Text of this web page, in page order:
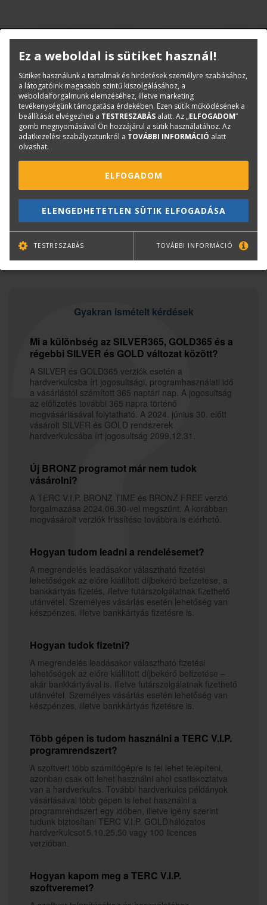
Ingyenes egynapos oktatás
az alapok gyors elsajátításához!
Új program vásárlását követően az egynapos alaptanfolyamon
való részvételt egy fő részére ingyenesen biztosítjuk. A kétnapos
SILVER365 vagy a négynapos GOLD365 szintű tanfolyam árából
kedvezményt adunk. A programrendszer használatának gyors
elsajátításához számos további segítséget is kínálunk
ügyfeleinknek (felhasználói kézikönyv, bemutatóvideók,
személyes konzultáció, telefonos ügyfélszolgálat, távoli asztalos
elérés, ingyenes nyíltnapok, stb.).
Tovább az oktatás részleteire
Gyakran ismételt kérdések
Mi a különbség az SILVER365, GOLD365 és a
régebbi SILVER és GOLD változat között?
A SILVER és GOLD365 verziók esetén a
hardverkulcsba írt jogosultsági, programhasználati idő
a vásárlástól számított 365 naptári nap. A jogosultság
az előfizetés további 365 napra történő
megvásárlásával folytatható. A 2024. június 30. előtt
vásárolt SILVER és GOLD rendszerek
hardverkulcsába írt jogosultság 2099.12.31.
Új BRONZ programot már nem tudok
vásárolni?
A TERC V.I.P. BRONZ TIME és BRONZ FREE verzió
forgalmazása 2024.06.30-vel megszűnt. A korábban
megvásárolt verziók frissítése továbbra is elérhető.
Hogyan tudom leadni a rendelésemet?
A megrendelés leadásakor választható fizetési
lehetőségek az előre kiállított díjbekérő befizetése, a
bankkártyás fizetés, illetve futárszolgálatnak fizethető
utánvétel. Személyes vásárlás esetén lehetőség van
készpénzes, illetve bankkártyás fizetésre is.
Hogyan tudok fizetni?
A megrendelés leadásakor választható fizetési
lehetőségek az előre kiállított díjbekérő befizetése –
akár bankkártyával is, illetve futárszolgálatnak fizethető
utánvétel. Személyes vásárlás esetén lehetőség van
készpénzes, illetve bankkártyás fizetésre is.
Több gépen is tudom használni a TERC V.I.P.
programrendszert?
A szoftvert több számítógépre is fel lehet telepíteni,
azonban csak ott lehet használni ahol csatlakoztatva
van a hardverkulcs. További hardverkulcs példányok
vásárlásával több gépen is lehet használni a
programrendszert egy időben, illetve igény szerint
tudunk biztosítani TERC V.I.P. GOLD hálózatos
hardverkulcsot 5,10,25,50 vagy 100 licences
verzióban.
Hogyan kapom meg a TERC V.I.P.
szoftveremet?
Ez a weboldal is sütiket használ!
Sütiket használunk a tartalmak és hirdetések személyre szabásához,
a látogatóink magasabb szintű kiszolgálásához, a
weboldalforgalmunk elemzéséhez, illetve marketing
tevékenységünk támogatása érdekében. Ezen sütik működésének a
beállítását elvégezheti a TESTRESZABÁS alatt. Az „ELFOGADOM”
gomb megnyomásával Ön hozzájárul a sütik használatához. Az
adatkezelési szabályzatunkról a TOVÁBBI INFORMÁCIÓ alatt
olvashat.
ELFOGADOM
ELENGEDHETETLEN SÜTIK ELFOGADÁSA
TESTRESZABÁS TOVÁBBI INFORMÁCIÓ